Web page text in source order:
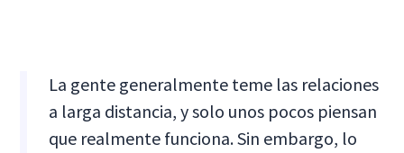
La gente generalmente teme las relaciones
a larga distancia, y solo unos pocos piensan
que realmente funciona. Sin embargo, lo